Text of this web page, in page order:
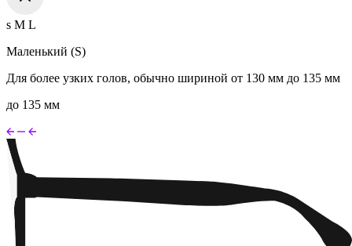
s M L
Маленький (S)
Для более узких голов, обычно шириной от 130 мм до 135 мм
до 135 мм